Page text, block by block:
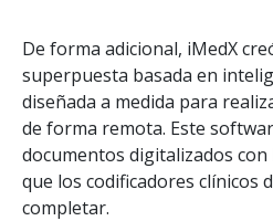
De forma adicional, iMedX
superpuesta basada en
diseñada a medida para
de forma remota. Este
documentos digitalizados
que los codificadores clínicos
completar.